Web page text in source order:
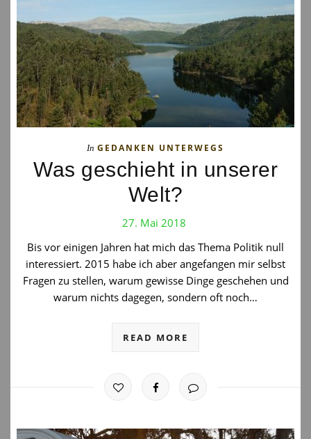
In GEDANKEN UNTERWEGS
Was geschieht in unserer
Welt?
27. Mai 2018
Bis vor einigen Jahren hat mich das Thema Politik null
interessiert. 2015 habe ich aber angefangen mir selbst
Fragen zu stellen, warum gewisse Dinge geschehen und
warum nichts dagegen, sondern oft noch…
READ MORE